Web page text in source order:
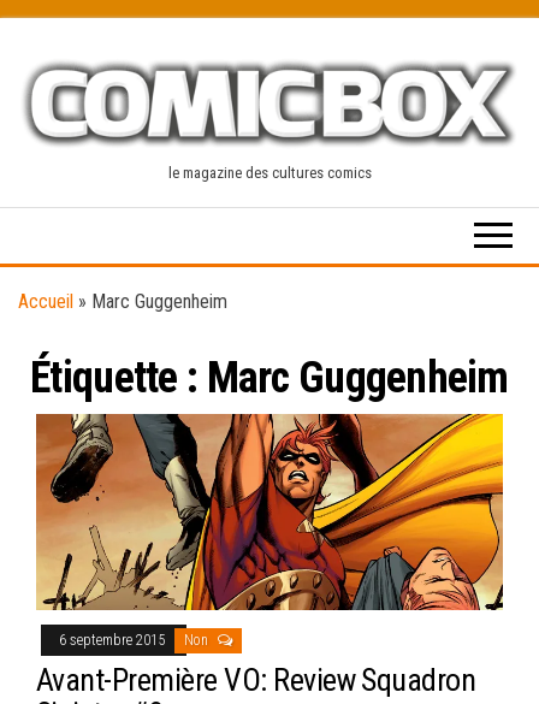
content
le magazine des cultures comics
Accueil » Marc Guggenheim
Étiquette : Marc Guggenheim
6 septembre 2015 Non
Avant-Première VO: Review Squadron